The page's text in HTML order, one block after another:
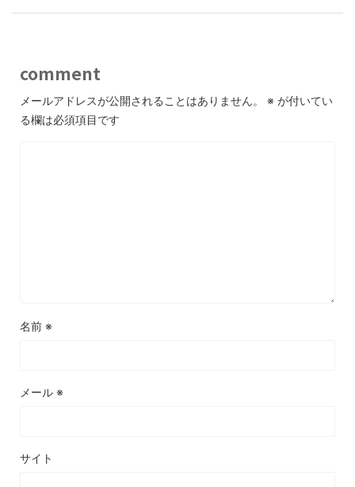
comment
メールアドレスが公開されることはありません。 ※ が付いてい
る欄は必須項目です
名前 ※
メール ※
サイト